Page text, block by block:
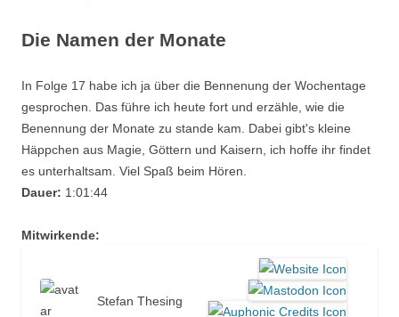
Die Namen der Monate
In Folge 17 habe ich ja über die Bennenung der Wochentage
gesprochen. Das führe ich heute fort und erzähle, wie die
Benennung der Monate zu stande kam. Dabei gibt's kleine
Häppchen aus Magie, Göttern und Kaisern, ich hoffe ihr findet
es unterhaltsam. Viel Spaß beim Hören.
Dauer: 1:01:44
Mitwirkende:
Stefan Thesing